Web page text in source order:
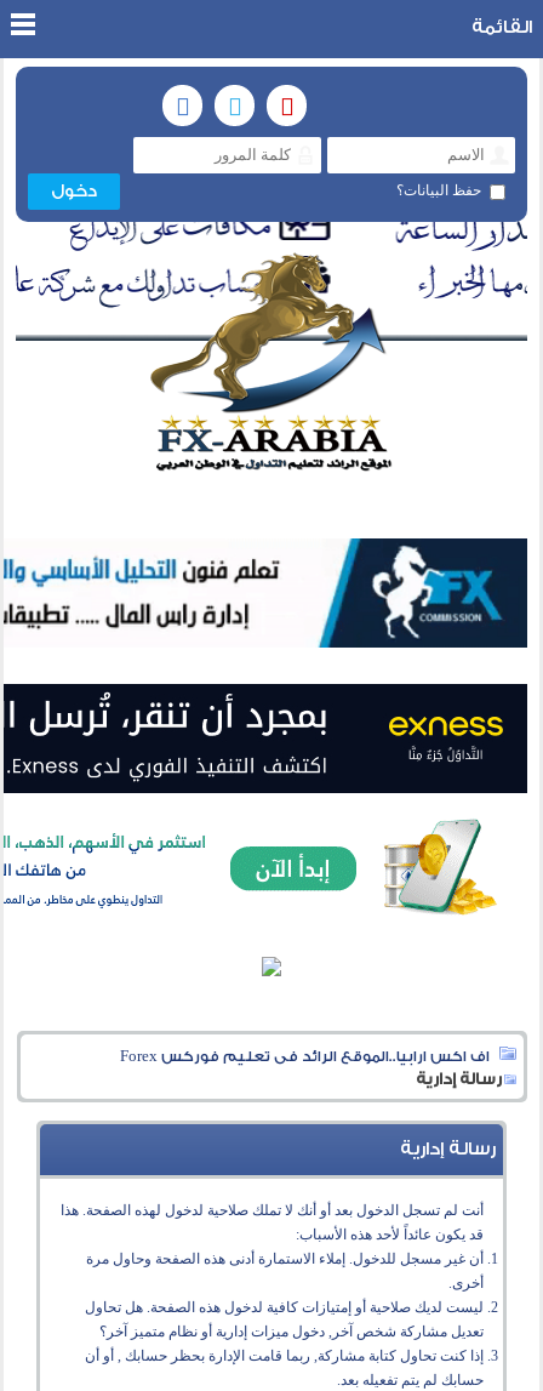
حفظ البيانات؟
القائمة
اف اكس ارابيا..الموقع الرائد فى تعليم فوركس Forex
رسالة إدارية
رسالة إدارية
أنت لم تسجل الدخول بعد أو أنك لا تملك صلاحية لدخول لهذه الصفحة. هذا
قد يكون عائداً لأحد هذه الأسباب:
أن غير مسجل للدخول. إملاء الاستمارة أدنى هذه الصفحة وحاول مرة
أخرى.
ليست لديك صلاحية أو إمتيازات كافية لدخول هذه الصفحة. هل تحاول
تعديل مشاركة شخص آخر, دخول ميزات إدارية أو نظام متميز آخر؟
إذا كنت تحاول كتابة مشاركة, ربما قامت الإدارة بحظر حسابك , أو أن
حسابك لم يتم تفعيله بعد.